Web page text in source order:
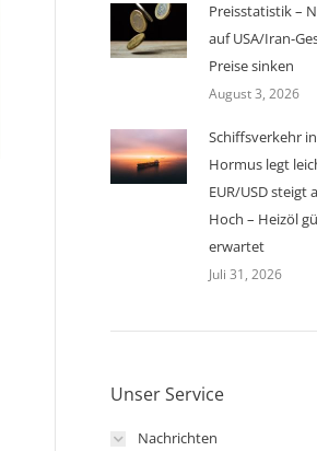
Preisstatistik –
auf USA/Iran-
Preise sinken
August 3, 2026
Schiffsverkehr
Hormus legt
EUR/USD steigt
Hoch – Heizöl
erwartet
Juli 31, 2026
Unser Service
Nachrichten